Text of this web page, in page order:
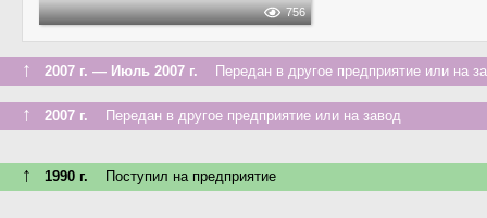
756
↑ 2007 г. — Июль 2007 г. Передан в другое предприятие или на
↑ 2007 г. Передан в другое предприятие или на завод
↑ 1990 г. Поступил на предприятие